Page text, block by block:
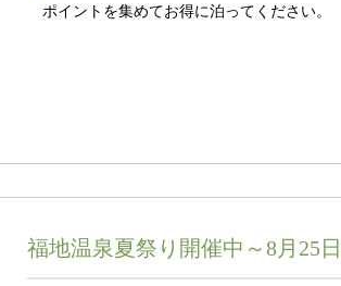
ポイントを集めてお得に泊ってください。
福地温泉夏祭り開催中～8月25